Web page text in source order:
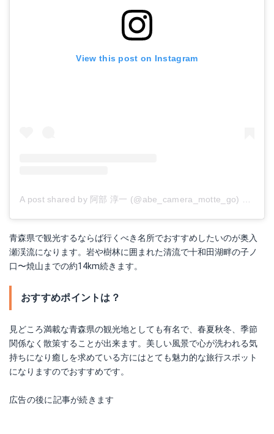
View this post on Instagram
A post shared by 阿部 淳一 (@abe_camera_motte_go)
青森県で観光するならば行くべき名所でおすすめしたいのが奥入
瀬渓流になります。岩や樹林に囲まれた清流で十和田湖畔の子ノ
口〜焼山までの約14km続きます。
おすすめポイントは？
見どころ満載な青森県の観光地としても有名で、春夏秋冬、季節
関係なく散策することが出来ます。美しい風景で心が洗われる気
持ちになり癒しを求めている方にはとても魅力的な旅行スポット
になりますのでおすすめです。
広告の後に記事が続きます